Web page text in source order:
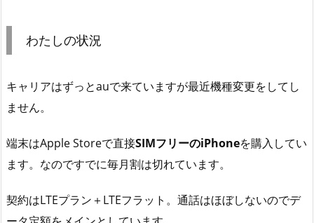
わたしの状況
キャリアはずっとauで来ていますが最近機種変更をしてし
ません。
端末はApple Storeで直接SIMフリーのiPhoneを購入してい
ます。なのですでに毎月割は切れています。
契約はLTEプラン＋LTEフラット。通話はほぼしないのでデ